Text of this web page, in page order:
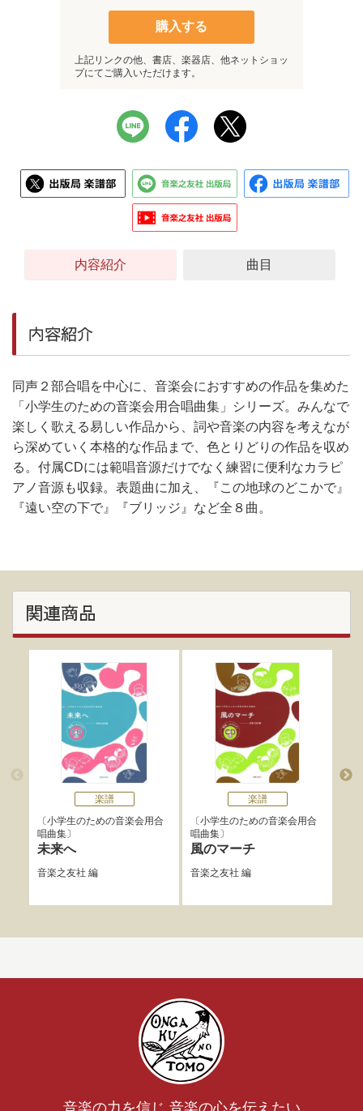
購入する
上記リンクの他、書店、楽器店、他ネットショッ
プにてご購入いただけます。
内容紹介 曲目
内容紹介
同声２部合唱を中心に、音楽会におすすめの作品を集めた
「小学生のための音楽会用合唱曲集」シリーズ。みんなで
楽しく歌える易しい作品から、詞や音楽の内容を考えなが
ら深めていく本格的な作品まで、色とりどりの作品を収め
る。付属CDには範唱音源だけでなく練習に便利なカラピ
アノ音源も収録。表題曲に加え、『この地球のどこかで』
『遠い空の下で』『ブリッジ』など全８曲。
関連商品
楽譜
小学生のための音楽会用合
唱曲集
未来へ
音楽之友社 編
楽譜
小学生のための音楽会用合
唱曲集
風のマーチ
音楽之友社 編
音楽の力を信じ 音楽の心を伝えたい